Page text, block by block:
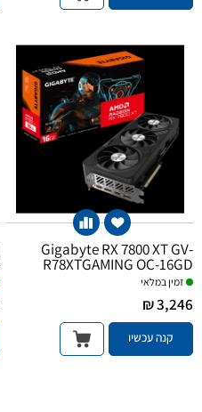
Gigabyte RX 7800 XT GV-
R78XTGAMING OC-16GD
זמין במלאי
3,246 ₪
קנה עכשיו